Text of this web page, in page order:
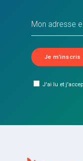
J'ai lu et